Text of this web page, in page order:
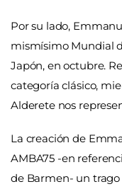
Por su lado,
mismísimo Mundial
Japón, en octubre.
categoría clásico,
Alderete nos
La creación de
AMBA75 -en
de Barmen- un trago